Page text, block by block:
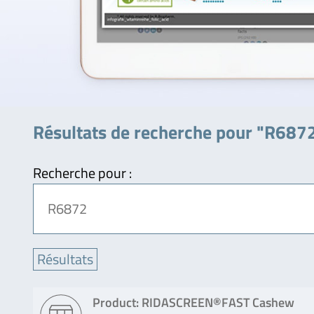
Résultats de recherche pour
Recherche pour :
Product: RIDASCREEN®FAST Cashew